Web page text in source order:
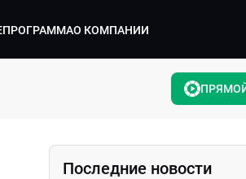
О КОМПАНИИ
Последние новости